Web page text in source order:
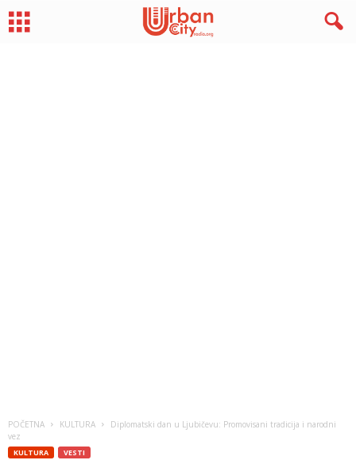
POČETNA KULTURA
Diplomatski dan u Ljubičevu: Promovisani tradicija i narodni
vez
KULTURA VESTI